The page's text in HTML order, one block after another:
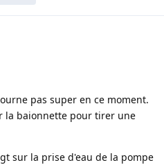
pas super en ce moment.
la baionnette pour tirer une
sur la prise d'eau de la pompe